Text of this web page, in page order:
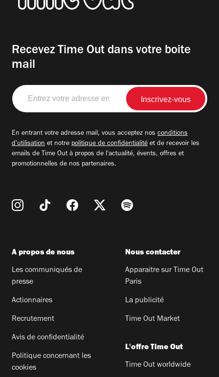
Recevez Time Out dans votre boite
mail
Entrez
votre
adresse
En entrant votre adresse mail, vous acceptez nos conditions
d'utilisation et notre politique de confidentialité et de recevoir les
emails de Time Out à propos de l'actualité, évents, offres et
promotionnelles de nos partenaires.
A propos de nous
Les communiqués de
presse
Actionnaires
Recrutement
Avis de confidentialité
Politique concernant les
cookies
Nous contacter
Apparaitre sur Time Out
Paris
La publicité
Time Out Market
L'offre Time Out
Time Out worldwide